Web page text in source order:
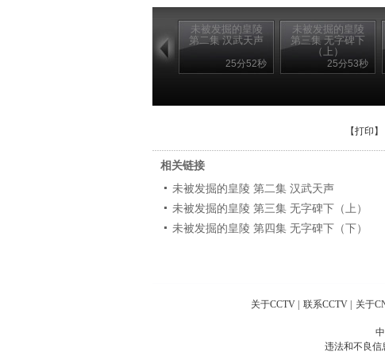
未被发掘的皇陵
第二集 汉武天声
25分52秒
未被发掘的皇陵
第三集 无字碑下
（上）
25分53秒
【打印
相关链接
未被发掘的皇陵 第二集 汉武天声
未被发掘的皇陵 第三集 无字碑下（上）
未被发掘的皇陵 第四集 无字碑下（下）
关于CCTV 联系CCTV 关于
违法和不良信